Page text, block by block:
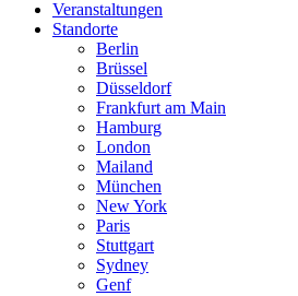
Veranstaltungen
Standorte
Berlin
Brüssel
Düsseldorf
Frankfurt am Main
Hamburg
London
Mailand
München
New York
Paris
Stuttgart
Sydney
Genf